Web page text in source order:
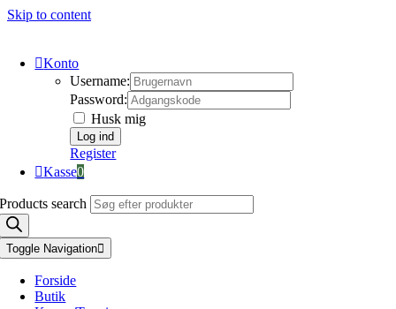
Skip to content
Konto
Username:
Password:
Husk mig
Register
Kasse0
Products search
Toggle Navigation
Forside
Butik